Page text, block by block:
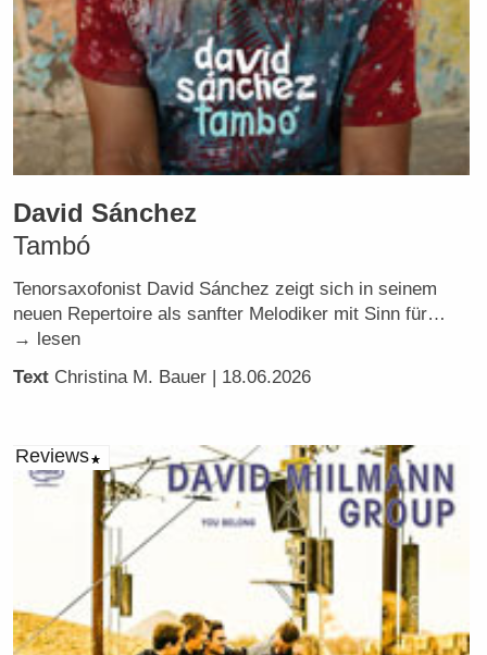
David Sánchez
Tambó
Tenorsaxofonist David Sánchez zeigt sich in seinem
neuen Repertoire als sanfter Melodiker mit Sinn für…
→ lesen
Text Christina M. Bauer | 18.06.2026
Reviews